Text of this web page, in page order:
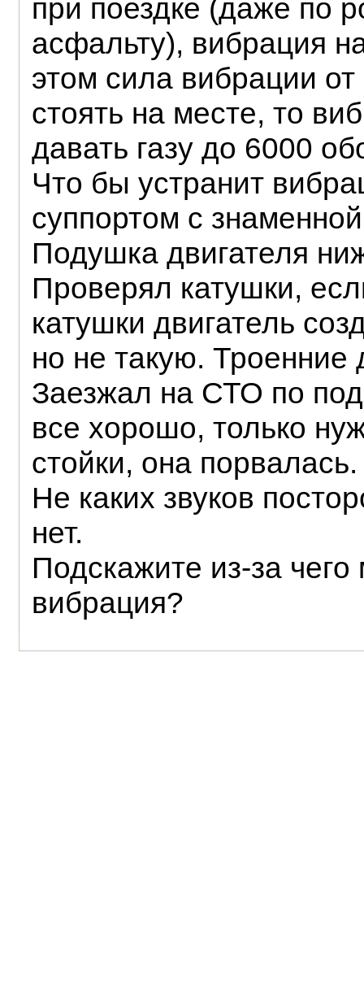
при поездке (даже по
асфальту), вибрация
этом сила вибрации
стоять на месте, то
давать газу до 6000
Что бы устранит
суппортом с
Подушка двигателя
Проверял катушки,
катушки двигатель
но не такую. Троенние
Заезжал на СТО по
все хорошо, только
стойки, она порвалась.
Не каких звуков
нет.
Подскажите из-за
вибрация?